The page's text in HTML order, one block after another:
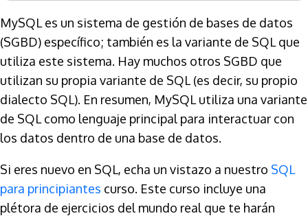
MySQL es un sistema de gestión de bases de datos
(SGBD) específico; también es la variante de SQL que
utiliza este sistema. Hay muchos otros SGBD que
utilizan su propia variante de SQL (es decir, su propio
dialecto SQL). En resumen, MySQL utiliza una variante
de SQL como lenguaje principal para interactuar con
los datos dentro de una base de datos.
Si eres nuevo en SQL, echa un vistazo a nuestro SQL
para principiantes curso. Este curso incluye una
plétora de ejercicios del mundo real que te harán